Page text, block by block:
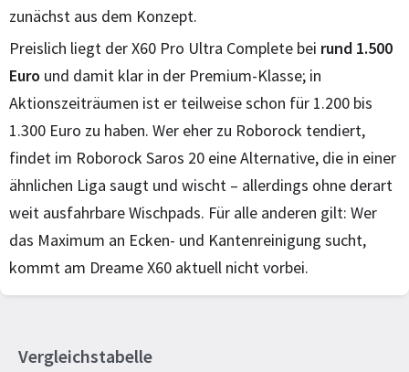
zunächst aus dem Konzept.
Preislich liegt der X60 Pro Ultra Complete bei rund 1.500
Euro und damit klar in der Premium-Klasse; in
Aktionszeiträumen ist er teilweise schon für 1.200 bis
1.300 Euro zu haben. Wer eher zu Roborock tendiert,
findet im Roborock Saros 20 eine Alternative, die in einer
ähnlichen Liga saugt und wischt – allerdings ohne derart
weit ausfahrbare Wischpads. Für alle anderen gilt: Wer
das Maximum an Ecken- und Kantenreinigung sucht,
kommt am Dreame X60 aktuell nicht vorbei.
Vergleichstabelle